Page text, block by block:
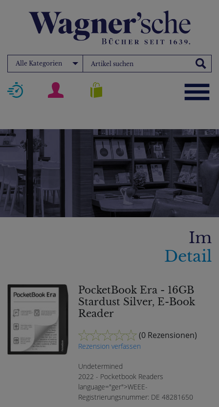
Alle Kategorien
Im
Detail
PocketBook Era - 16GB
Stardust Silver, E-Book
Reader
(0 Rezensionen)
Rezension verfassen
Undetermined
2022 - Pocketbook Readers
language="ger">WEEE-
Registrierungsnummer: DE 48281650